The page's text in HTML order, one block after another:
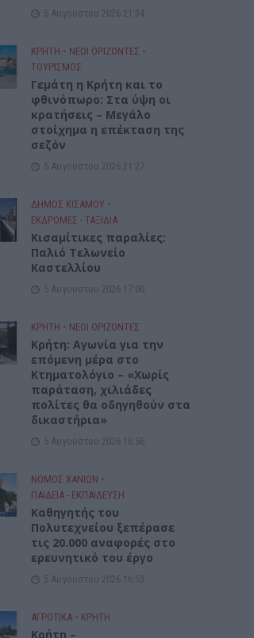
5 Αυγούστου 2026 21:34
ΚΡΗΤΗ • ΝΕΟΙ ΟΡΙΖΟΝΤΕΣ •
ΤΟΥΡΙΣΜΟΣ
Γεμάτη η Κρήτη και το
φθινόπωρο: Στα ύψη οι
κρατήσεις – Μεγάλο
στοίχημα η επέκταση της
σεζόν
5 Αυγούστου 2026 21:27
ΔΉΜΟΣ ΚΙΣΆΜΟΥ •
ΕΚΔΡΟΜΈΣ - ΤΑΞΊΔΙΑ
Kισαμίτικες παραλίες:
Παλιό Τελωνείο
Καστελλίου
5 Αυγούστου 2026 17:06
ΚΡΗΤΗ • ΝΕΟΙ ΟΡΙΖΟΝΤΕΣ
Kρήτη: Αγωνία για την
επόμενη μέρα στο
Κτηματολόγιο – «Χωρίς
παράταση, χιλιάδες
πολίτες θα οδηγηθούν στα
δικαστήρια»
5 Αυγούστου 2026 16:56
ΝΟΜΌΣ ΧΑΝΊΩΝ •
ΠΑΙΔΕΙΑ - ΕΚΠΑΙΔΕΥΣΗ
Καθηγητής του
Πολυτεχνείου ξεπέρασε
τις 20.000 αναφορές στο
ερευνητικό του έργο
5 Αυγούστου 2026 16:53
ΑΓΡΟΤΙΚΑ • ΚΡΗΤΗ
Κρήτη –